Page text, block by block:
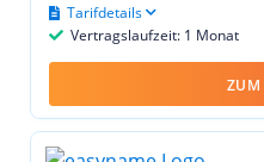
Vertragslaufzeit: 1 Monat
Tarifdetails
ZUM